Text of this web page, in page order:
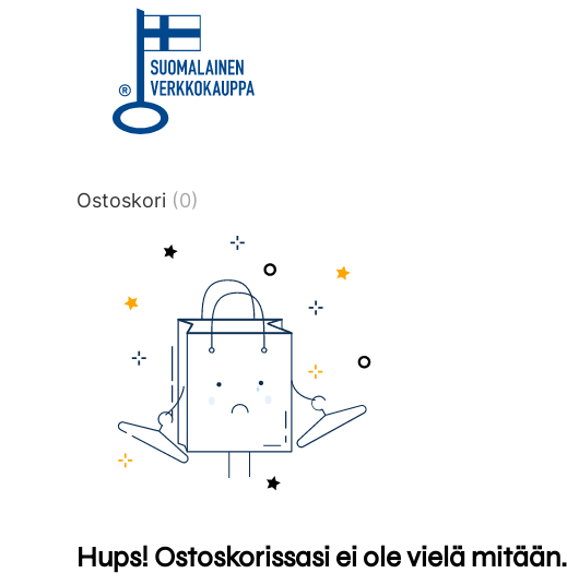
title or content.","post_type":
tmlmvi","meta_query":
data-original-query-vars="[]" data-page="1"
Ostoskori (0)
Hups! Ostoskorissasi ei ole vielä